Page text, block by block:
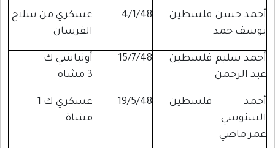
أحمد حسن
يوسف حمد
فلسطين 4/1/48
عسكري من سلاح
الفرسان
أحمد سليم
عبد الرحمن
فلسطين 15/7/48
أونباشي ك
3 مشاة
أحمد
السنوسي
عمر ماضي
فلسطين 19/5/48
عسكري ك 1
مشاة